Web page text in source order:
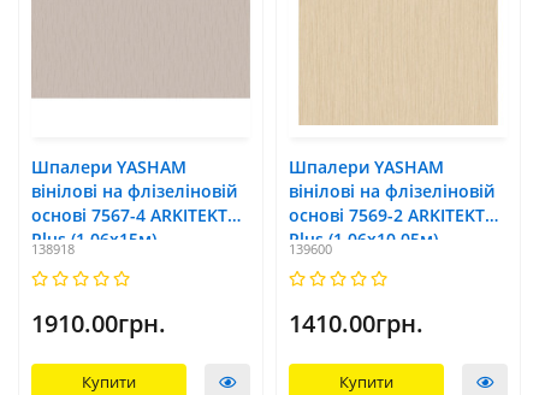
Шпалери YASHAM
вінілові на флізеліновій
основі 7567-4 ARKITEKT
Plus (1,06x15м)
138918
1910.00грн.
Купити
Шпалери YASHAM
вінілові на флізеліновій
основі 7569-2 ARKITEKT
Plus (1,06x10,05м)
139600
1410.00грн.
Купити